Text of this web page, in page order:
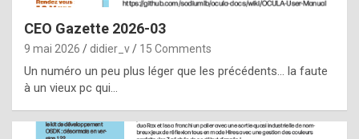
i
e
f
o
CEO Gazette 2026-03
9 mai 2026 didier_v 15 Comments
Un numéro un peu plus léger que les précédents… la faute
à un vieux pc qui…